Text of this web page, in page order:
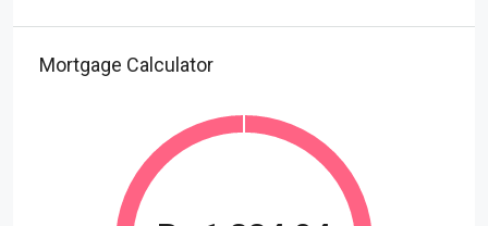
Mortgage Calculator